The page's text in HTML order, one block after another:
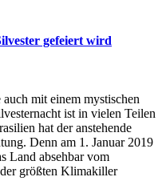
gefeiert wird
mit einem mystischen
ist in vielen Teilen
hat der anstehende
Denn am 1. Januar 2019
Land absehbar vom
größten Klimakiller